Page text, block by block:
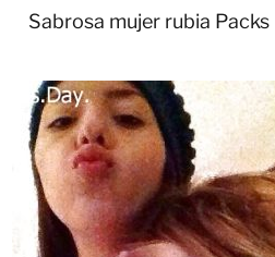
Sabrosa mujer rubia Packs